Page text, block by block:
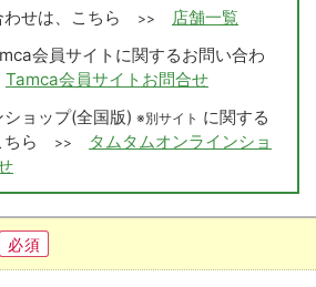
わせは、こちら >>
店舗一覧
会員サイトに関するお問い合わ
Tamca会員サイトお問合せ
ョップ(全国版) ※別サイト に関する
ちら
>>
タムタムオンラインショ
必須